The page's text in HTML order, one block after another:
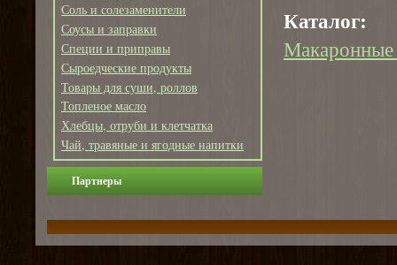
Соль и солезаменители
Соусы и заправки
Специи и приправы
Сыроедческие продукты
Товары для суши, роллов
Топленое масло
Хлебцы, отруби и клетчатка
Чай, травяные и ягодные напитки
Партнеры
Каталог:
Макаронные